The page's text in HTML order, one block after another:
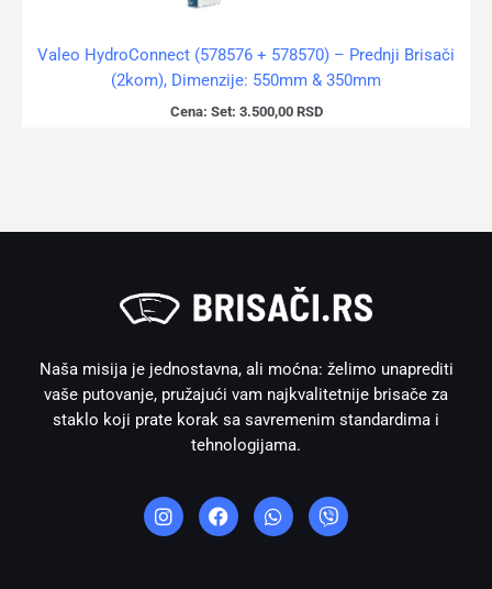
Valeo HydroConnect (578576 + 578570) – Prednji Brisači
(2kom), Dimenzije: 550mm & 350mm
Cena: Set: 3.500,00 RSD
Naša misija je jednostavna, ali moćna: želimo unaprediti
vaše putovanje, pružajući vam najkvalitetnije brisače za
staklo koji prate korak sa savremenim standardima i
tehnologijama.
n
s
t
a
c
e
h
a
t
i
b
e